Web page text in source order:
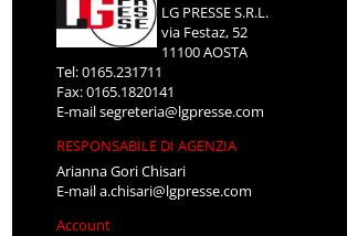
LG PRESSE S.R.L.
via Festaz, 52
11100 AOSTA
Tel: 0165.231711
Fax: 0165.1820141
E-mailsegreteria@lgpresse.com
RESPONSABILE DI AGENZIA
Arianna Gori Chisari
E-maila.chisari@lgpresse.com
Account